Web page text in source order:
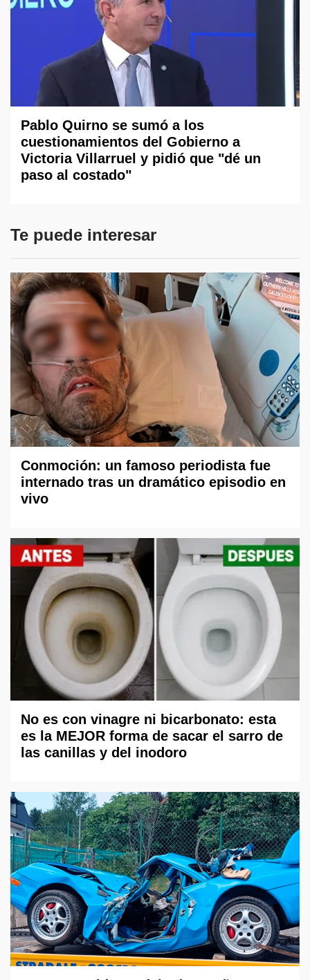
Pablo Quirno se sumó a los
cuestionamientos del Gobierno a
Victoria Villarruel y pidió que "dé un
paso al costado"
Te puede interesar
Conmoción: un famoso periodista fue
internado tras un dramático episodio en
vivo
No es con vinagre ni bicarbonato: esta
es la MEJOR forma de sacar el sarro de
las canillas y del inodoro